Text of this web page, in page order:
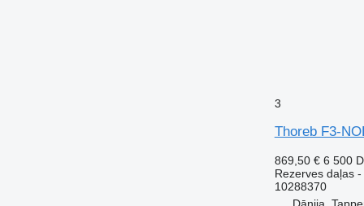
3
Thoreb F3-
869,50 € 6 500
Rezerves daļas
10288370